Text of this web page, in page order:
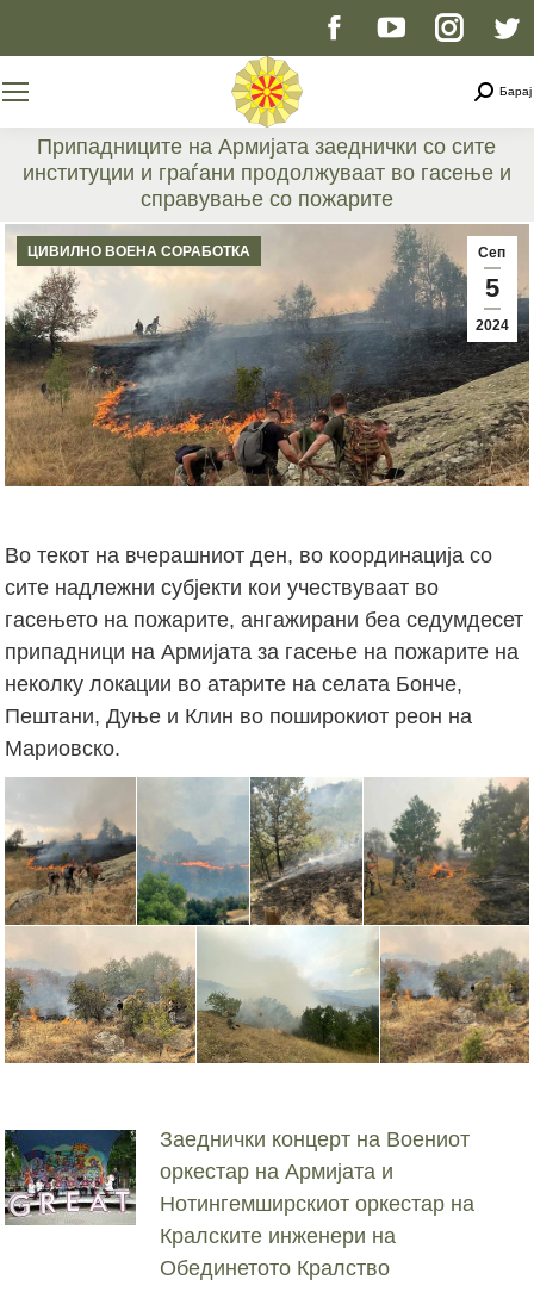
Facebook
opens
in
window
YouTube
opens
new
window
page
opens
new
window
Барај
Припадниците на Армијата заеднички со сите
институции и граѓани продолжуваат во гасење и
справување со пожарите
You are here:
Сеп
5
2024
ЦИВИЛНО ВОЕНА СОРАБОТКА
Во текот на вчерашниот ден, во координација со
сите надлежни субјекти кои учествуваат во
гасењето на пожарите, ангажирани беа седумдесет
припадници на Армијата за гасење на пожарите на
неколку локации во атарите на селата Бонче,
Пештани, Дуње и Клин во поширокиот реон на
Мариовско.
Заеднички концерт на Воениот
оркестар на Армијата и
Нотингемширскиот оркестар на
Кралските инженери на
Обединетото Кралство